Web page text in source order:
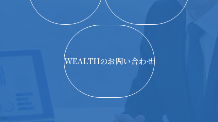
WEALTHのお問い合わせ